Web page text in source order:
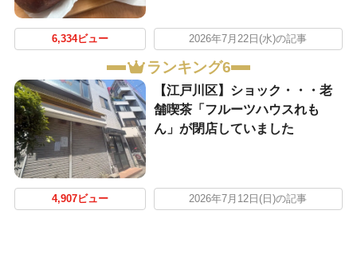
6,334ビュー 2026年7月22日(水)の記事
ランキング6
【江戸川区】ショック・・・老
舗喫茶「フルーツハウスれも
ん」が閉店していました
4,907ビュー 2026年7月12日(日)の記事